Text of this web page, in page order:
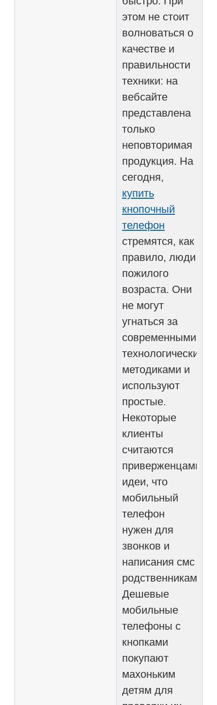
этом не стоит
волноваться о
качестве и
правильности
техники: на
вебсайте
представлена
только
неповторимая
продукция. На
сегодня,
купить
кнопочный
телефон
стремятся, как
правило, люди
пожилого
возраста. Они
не могут
угнаться за
современными
технологическими
методиками и
используют
простые.
Некоторые
клиенты
считаются
приверженцами
идеи, что
мобильный
телефон
нужен для
звонков и
написания смс
родственникам.
Дешевые
мобильные
телефоны с
кнопками
покупают
махоньким
детям для